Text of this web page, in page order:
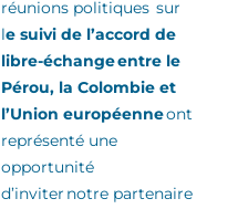
réunions politiques sur
le suivi de l’accord de
libre-échange entre le
Pérou, la Colombie et
l’Union européenneont
représenté une
opportunité
d’inviter notre partenaire